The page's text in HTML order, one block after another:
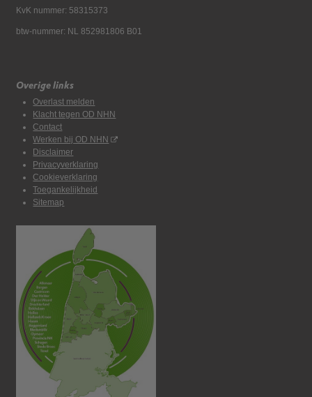
KvK nummer: 58315373
btw-nummer: NL 852981806 B01
Overige links
Overlast melden
Klacht tegen OD NHN
Contact
Werken bij OD NHN
Disclaimer
Privacyverklaring
Cookieverklaring
Toegankelijkheid
Sitemap